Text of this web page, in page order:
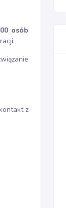
osób
z